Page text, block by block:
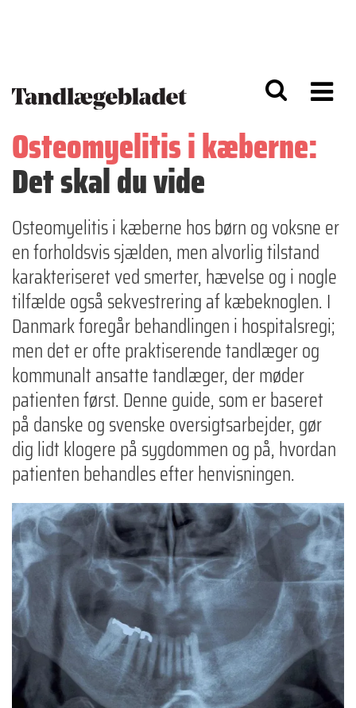
Osteomyelitis i kæberne:
Det skal du vide
Osteomyelitis i kæberne hos børn og voksne er
en forholdsvis sjælden, men alvorlig tilstand
karakteriseret ved smerter, hævelse og i nogle
tilfælde også sekvestrering af kæbeknoglen. I
Danmark foregår behandlingen i hospitalsregi;
men det er ofte praktiserende tandlæger og
kommunalt ansatte tandlæger, der møder
patienten først. Denne guide, som er baseret
på danske og svenske oversigtsarbejder, gør
dig lidt klogere på sygdommen og på, hvordan
patienten behandles efter henvisningen.